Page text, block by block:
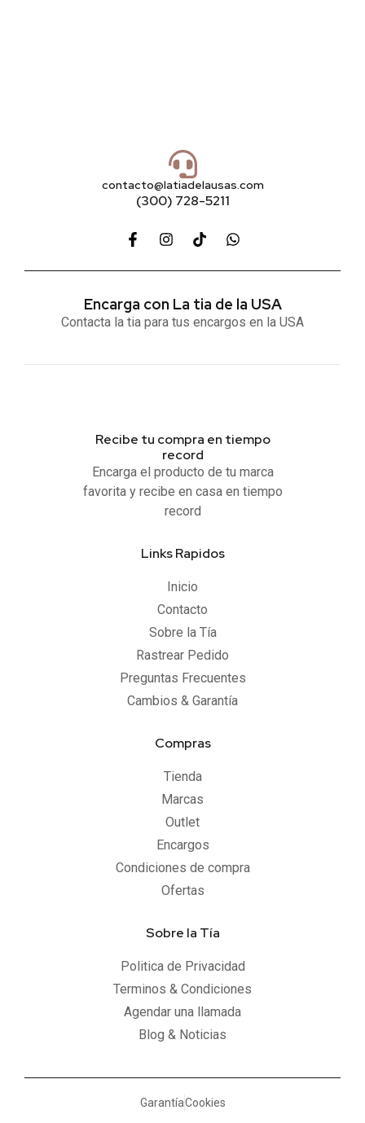
contacto@latiadelausas.com
(300) 728-5211
Encarga con La tia de la USA
Contacta la tia para tus encargos en la USA
Recibe tu compra en tiempo
record
Encarga el producto de tu marca
favorita y recibe en casa en tiempo
record
Links Rapidos
Inicio
Contacto
Sobre la Tía
Rastrear Pedido
Preguntas Frecuentes
Cambios & Garantía
Compras
Tienda
Marcas
Outlet
Encargos
Condiciones de compra
Ofertas
Sobre la Tía
Politica de Privacidad
Terminos & Condiciones
Agendar una llamada
Blog & Noticias
GarantíaCookies